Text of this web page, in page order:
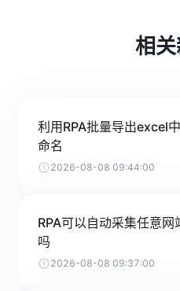
相关
利用RPA批量导出excel
命名
2026-08-08 09:44:00
RPA可以自动采集任意网
吗
2026-08-08 09:37:00